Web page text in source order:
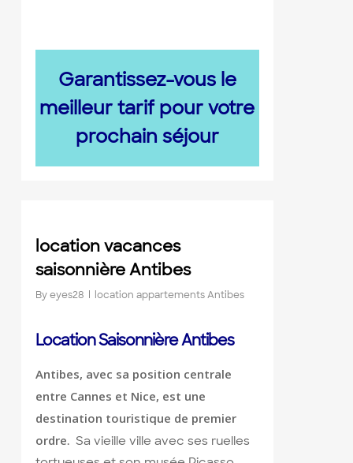
Garantissez-vous le
meilleur tarif pour votre
prochain séjour
location vacances
saisonnière Antibes
Byeyes28 location appartements Antibes
Location Saisonnière Antibes
Antibes, avec sa position centrale
entre Cannes et Nice, est une
destination touristique de premier
ordre. Sa vieille ville avec ses ruelles